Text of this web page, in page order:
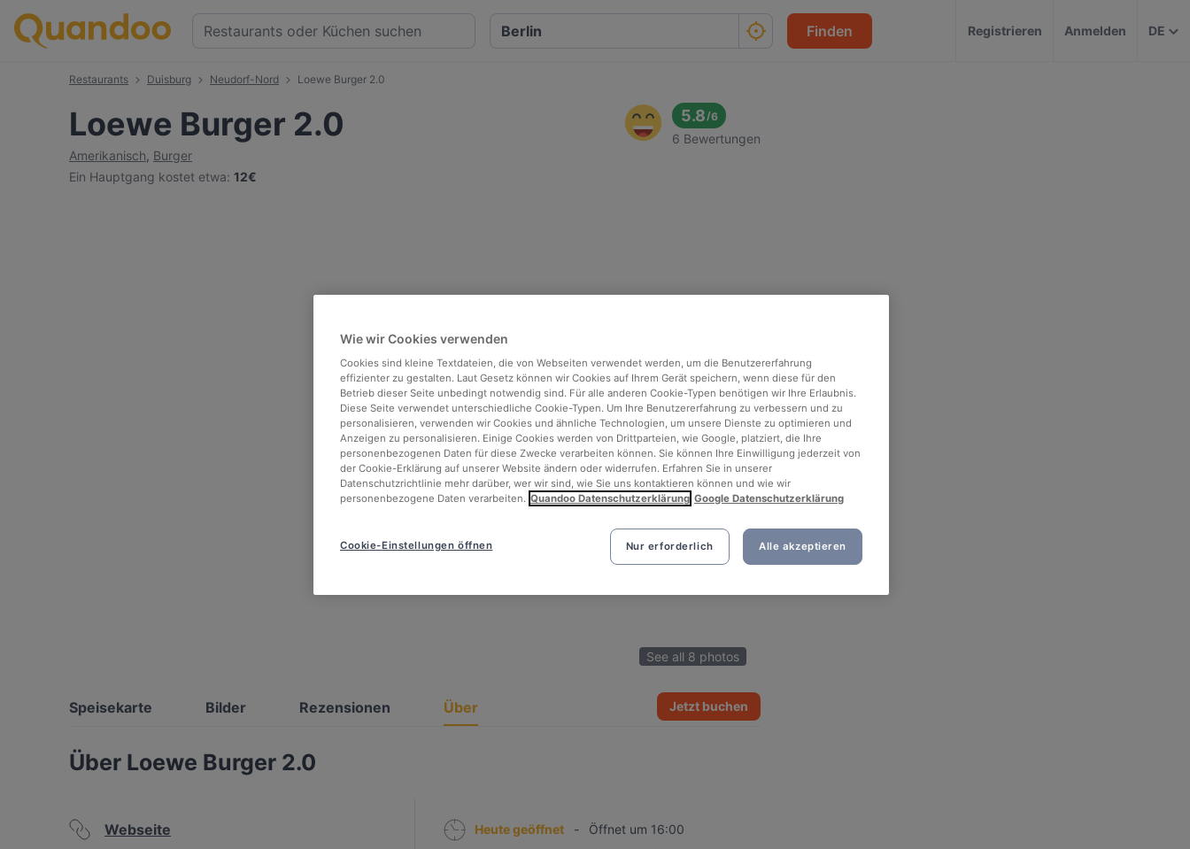
Finden Registrieren Anmelden DE
Restaurants Duisburg Neudorf-Nord Loewe Burger 2.0
Loewe Burger 2.0
Amerikanisch, Burger
Ein Hauptgang kostet etwa: 12€
5.8/6
6 Bewertungen
See all 8 photos
Speisekarte Bilder Rezensionen Über Jetzt buchen
Über Loewe Burger 2.0
Webseite Heute geöffnet -
Öffnet um 16:00
Wie wir Cookies verwenden
Cookies sind kleine Textdateien, die von Webseiten verwendet werden, um die Benutzererfahrung
effizienter zu gestalten. Laut Gesetz können wir Cookies auf Ihrem Gerät speichern, wenn diese für den
Betrieb dieser Seite unbedingt notwendig sind. Für alle anderen Cookie-Typen benötigen wir Ihre Erlaubnis.
Diese Seite verwendet unterschiedliche Cookie-Typen. Um Ihre Benutzererfahrung zu verbessern und zu
personalisieren, verwenden wir Cookies und ähnliche Technologien, um unsere Dienste zu optimieren und
Anzeigen zu personalisieren. Einige Cookies werden von Drittparteien, wie Google, platziert, die Ihre
personenbezogenen Daten für diese Zwecke verarbeiten können. Sie können Ihre Einwilligung jederzeit von
der Cookie-Erklärung auf unserer Website ändern oder widerrufen. Erfahren Sie in unserer
Datenschutzrichtlinie mehr darüber, wer wir sind, wie Sie uns kontaktieren können und wie wir
personenbezogene Daten verarbeiten. Quandoo Datenschutzerklärung Google Datenschutzerklärung
Nur erforderlich Alle akzeptieren
Cookie-Einstellungen öffnen